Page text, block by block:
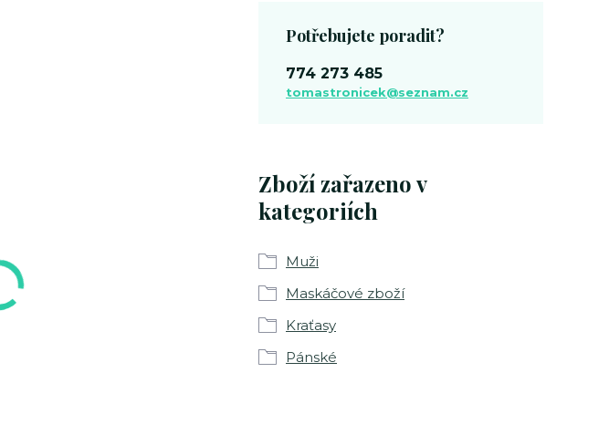
Zboží zařazeno v
kategoriích
Muži
Maskáčové zboží
Kraťasy
Pánské
Potřebujete poradit?
774 273 485
tomastronicek@seznam.cz